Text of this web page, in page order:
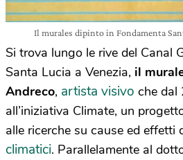
Il murales dipinto in Fondamenta
Si trova lungo le rive del Canal
Santa Lucia a Venezia, il
Andreco, artista visivo che dal
all’iniziativa Climate, un
alle ricerche su cause ed effetti
climatici. Parallelamente al